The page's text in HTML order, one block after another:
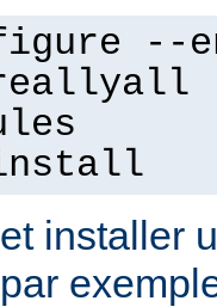
--
install
installer